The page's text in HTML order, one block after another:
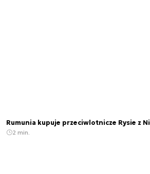
Rumunia kupuje przeciwlotnicze Rysie z
2 min.